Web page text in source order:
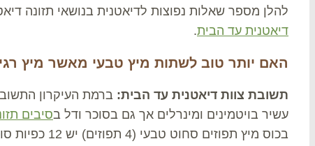
להלן מספר שאלות נפוצות לדיאטנית בנושאי תזונה
דיאטנית עד הבית.
האם יותר טוב לשתות מיץ טבעי מאשר מיץ
תשובת צוות דיאטנית עד הבית: ברמת העיקרון
עשיר בויטמינים ומינרלים אך גם בסוכר ודל בסיבים
בכוס מיץ